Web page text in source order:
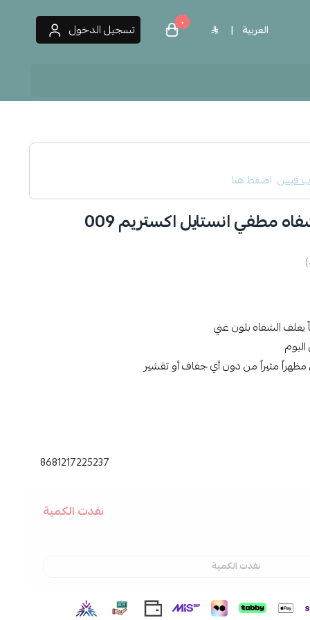
العربية | ٠ تسجيل الدخول
فيس اضغط هنا
انستايل اكستريم 009
يغلف الشفاه بلون غني
مظهراً مثيراً من دون أي جفاف أو تقشير
8681217225237
نفدت الكمية
نفدت الكمية